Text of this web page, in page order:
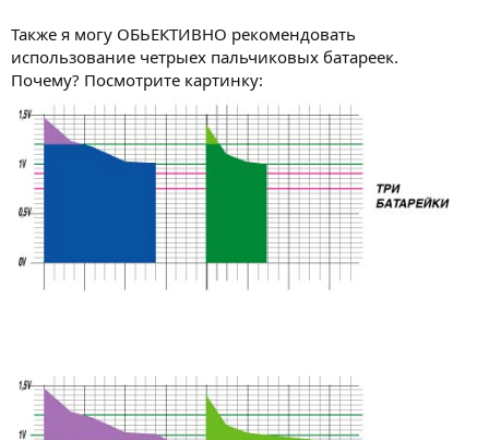
Также я могу ОБЬЕКТИВНО рекомендовать
использование четрыех пальчиковых батареек.
Почему? Посмотрите картинку: